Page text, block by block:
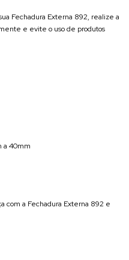
Fechadura Externa 892, realize a
e evite o uso de produtos
a 40mm
com a Fechadura Externa 892 e